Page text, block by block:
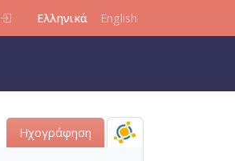
Ελληνικά English
Ηχογράφηση